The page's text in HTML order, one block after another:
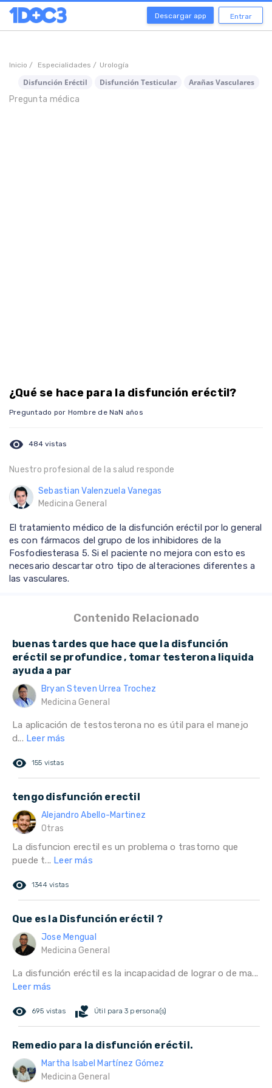
Descargar app Entrar
Inicio / Especialidades / Urología
Disfunción Eréctil Disfunción Testicular
Arañas Vasculares
Pregunta médica
¿Qué se hace para la disfunción eréctil?
Preguntado por Hombre de NaN años
visibility 484 vistas
Nuestro profesional de la salud responde
Sebastian Valenzuela Vanegas
Medicina General
El tratamiento médico de la disfunción eréctil por lo general
es con fármacos del grupo de los inhibidores de la
Fosfodiesterasa 5. Si el paciente no mejora con esto es
necesario descartar otro tipo de alteraciones diferentes a
las vasculares.
Contenido Relacionado
buenas tardes que hace que la disfunción
eréctil se profundice , tomar testerona liquida
ayuda a par
Bryan Steven Urrea Trochez
Medicina General
La aplicación de testosterona no es útil para el manejo
d... Leer más
remove_red_eye 155 vistas
tengo disfunción erectil
Alejandro Abello-Martinez
Otras
La disfuncion erectil es un problema o trastorno que
puede t... Leer más
remove_red_eye 1344 vistas
Que es la Disfunción eréctil ?
Jose Mengual
Medicina General
La disfunción eréctil es la incapacidad de lograr o de ma...
Leer más
remove_red_eye 695 vistas volunteer_activism Útil para 3 persona(s)
Remedio para la disfunción eréctil.
Martha Isabel Martínez Gómez
Medicina General